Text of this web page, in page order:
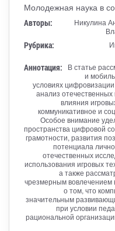
Молодежная наука в
Авторы:
Никулина
Рубрика:
Аннотация:
В статье
и
условиях
анализ
влияния
коммуникативное и
Особое внимание
пространства цифровой
грамотности, развития
потенциала
отечественных
использования игровых
а также
чрезмерным вовлечением
о том, что
значительным
при условии
рациональной